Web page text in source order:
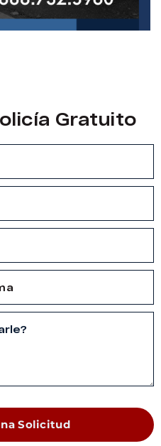
Gratuito
Solicitud